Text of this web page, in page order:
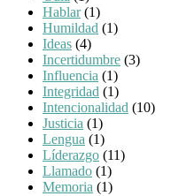
Hablar(1)
Humildad (1)
Ideas (4)
Incertidumbre (3)
Influencia (1)
Integridad (1)
Intencionalidad (10)
Justicia (1)
Lengua (1)
Líderazgo (11)
Llamado (1)
Memoria (1)